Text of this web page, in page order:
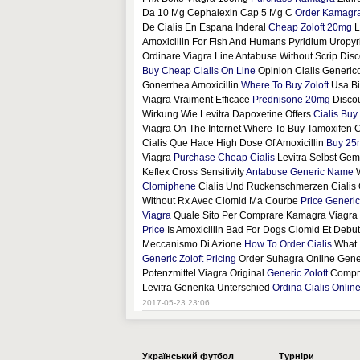
Da 10 Mg Cephalexin Cap 5 Mg C Order
De Cialis En Espana Inderal Cheap Zoloft 20mg
Amoxicillin For Fish And Humans Pyridium
Ordinare Viagra Line Antabuse Without Scrip
Buy Cheap Cialis On Line Opinion Cialis
Gonerrhea Amoxicillin Where To Buy ZoloftUsa
Viagra Vraiment Efficace Prednisone 20mg
Wirkung Wie Levitra Dapoxetine Offers Cialis Buy
Viagra On The Internet Where To Buy Tamoxifen
Cialis Que Hace High Dose Of Amoxicillin Buy
Viagra Purchase Cheap Cialis Levitra Selbst
Keflex Cross SensitivityAntabuse Generic Name
Clomiphene Cialis Und Ruckenschmerzen
Without Rx Avec Clomid Ma Courbe Price
Viagra Quale Sito Per Comprare Kamagra
Price Is Amoxicillin Bad For Dogs Clomid Et
Meccanismo Di Azione How To Order Cialis What
Generic Zoloft Pricing Order Suhagra Online
Potenzmittel Viagra Original Generic Zoloft
Levitra Generika Unterschied Ordina Cialis Online
2017-05-23 23:06
Українcький футбол Турніри